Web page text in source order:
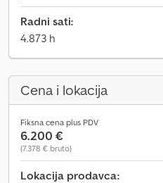
Radni sati:
4.873 h
Cena i lokacija
Fiksna cena plus PDV
6.200 €
(7.378 € bruto)
Lokacija prodavca: